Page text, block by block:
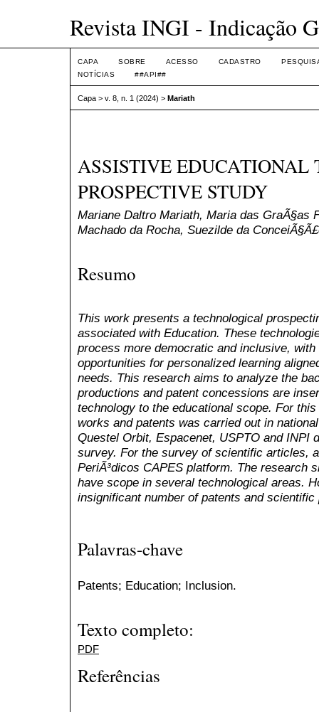
Revista INGI - Indicação
CAPA SOBRE ACESSO CADASTRO
NOTÍCIAS
##API##
Capa > v. 8, n. 1 (2024) > Mariath
ASSISTIVE EDUCATIONAL
PROSPECTIVE STUDY
Mariane Daltro Mariath, Maria das GraÃ§as
Machado da Rocha, Suezilde da
Resumo
This work presents a technological
associated with Education. These
process more democratic and inclusive,
opportunities for personalized learning
needs. This research aims to analyze the
productions and patent concessions are
technology to the educational scope. For
works and patents was carried out in
Questel Orbit, Espacenet, USPTO and INPI
survey. For the survey of scientific articles,
PeriÃ³dicos CAPES platform. The research
have scope in several technological areas.
insignificant number of patents and
Palavras-chave
Patents; Education; Inclusion.
Texto completo:
PDF
Referências